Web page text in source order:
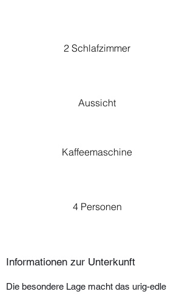
2 Schlafzimmer
Aussicht
Kaffeemaschine
4 Personen
Informationen zur Unterkunft
Die besondere Lage macht das urig-edle